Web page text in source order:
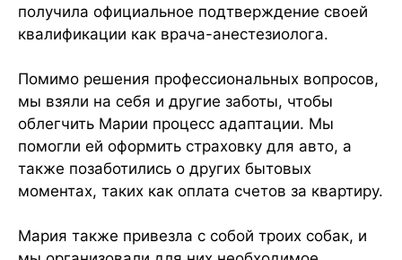
получила официальное подтверждение своей
квалификации как врача-анестезиолога.
Помимо решения профессиональных вопросов,
мы взяли на себя и другие заботы, чтобы
облегчить Марии процесс адаптации. Мы
помогли ей оформить страховку для авто, а
также позаботились о других бытовых
моментах, таких как оплата счетов за квартиру.
Мария также привезла с собой троих собак, и